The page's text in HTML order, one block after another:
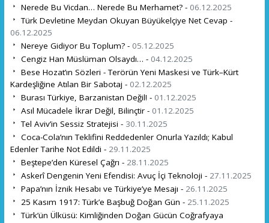
Nerede Bu Vicdan… Nerede Bu Merhamet? - 06.12.2025
Türk Devletine Meydan Okuyan Büyükelçiye Net Cevap -
06.12.2025
Nereye Gidiyor Bu Toplum? - 05.12.2025
Cengiz Han Müslüman Olsaydı… - 04.12.2025
Bese Hozat’ın Sözleri - Terörün Yeni Maskesi ve Türk–Kürt
Kardeşliğine Atılan Bir Sabotaj - 02.12.2025
Burası Türkiye, Barzanistan Değil! - 01.12.2025
Asıl Mücadele İkrar Değil, Bilinçtir - 01.12.2025
Tel Aviv’in Sessiz Stratejisi - 30.11.2025
Coca-Cola’nın Teklifini Reddedenler Onurla Yazıldı; Kabul
Edenler Tarihe Not Edildi - 29.11.2025
Beştepe’den Küresel Çağrı - 28.11.2025
Askerî Dengenin Yeni Efendisi: Avuç İçi Teknoloji - 27.11.2025
Papa’nın İznik Hesabı ve Türkiye’ye Mesajı - 26.11.2025
25 Kasım 1917: Türk’e Başbuğ Doğan Gün - 25.11.2025
Türk’ün Ülküsü: Kimliğinden Doğan Gücün Coğrafyaya